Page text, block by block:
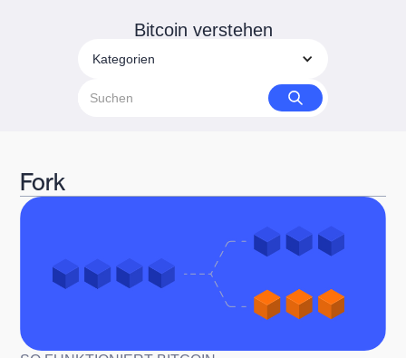
Bitcoin verstehen
Kategorien
Fork